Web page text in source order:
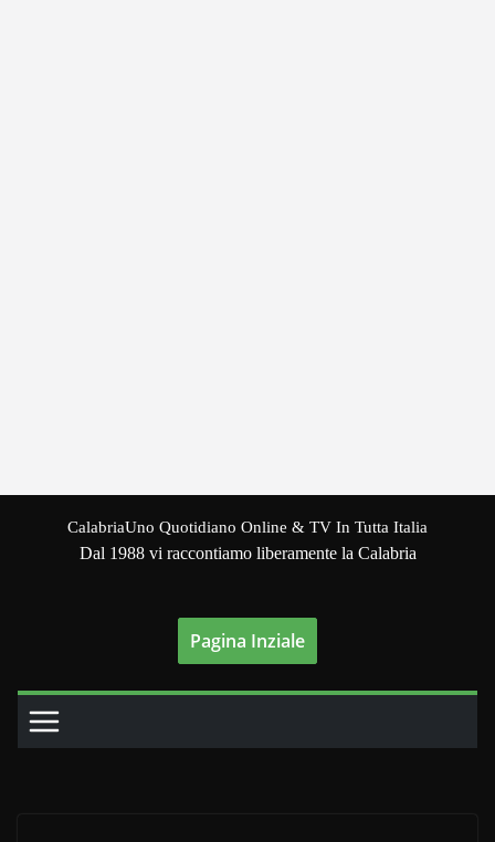
CalabriaUno Quotidiano Online & TV In Tutta Italia
Dal 1988 vi raccontiamo liberamente la Calabria
Pagina Inziale